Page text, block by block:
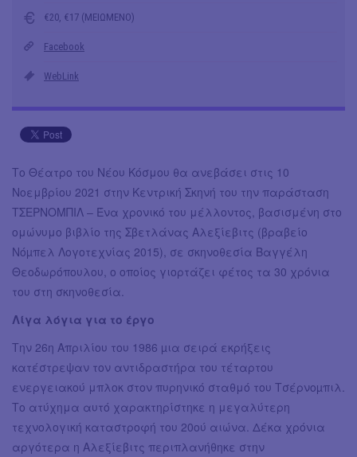
€20, €17 (ΜΕΙΩΜΕΝΟ)
Facebook
WebLink
Το Θέατρο του Νέου Κόσμου θα ανεβάσει στις 10
Νοεμβρίου 2021 στην Κεντρική Σκηνή του την παράσταση
ΤΣΕΡΝΟΜΠΙΛ – Ένα χρονικό του μέλλοντος, βασισμένη στο
ομώνυμο βιβλίο της Σβετλάνας Αλεξίεβιτς (βραβείο
Νόµπελ Λογοτεχνίας 2015), σε σκηνοθεσία Βαγγέλη
Θεοδωρόπουλου, ο οποίος γιορτάζει φέτος τα 30 χρόνια
του στη σκηνοθεσία.
Λίγα λόγια για το έργο
Την 26η Απριλίου του 1986 µια σειρά εκρήξεις
κατέστρεψαν τον αντιδραστήρα του τέταρτου
ενεργειακού μπλοκ στον πυρηνικό σταθμό του Τσέρνοµπιλ.
Το ατύχημα αυτό χαρακτηρίστηκε η μεγαλύτερη
τεχνολογική καταστροφή του 20ού αιώνα. Δέκα χρόνια
αργότερα η Αλεξίεβιτς περιπλανήθηκε στην